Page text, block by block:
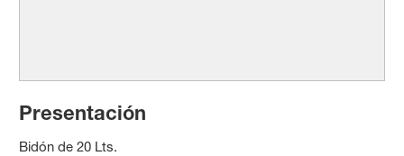
Presentación
Bidón de 20 Lts.